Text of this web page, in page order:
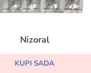
Nizoral
KUPI SADA